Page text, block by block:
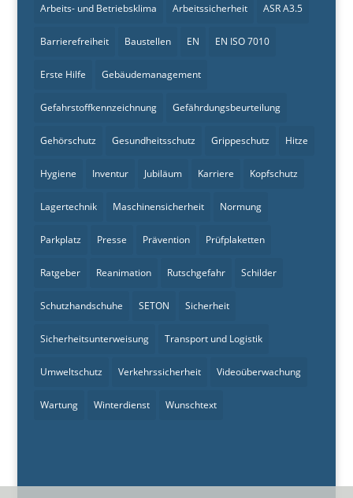
Arbeits- und Betriebsklima Arbeitssicherheit ASR A3.5
Barrierefreiheit Baustellen EN EN ISO 7010
Erste Hilfe Gebäudemanagement
Gefahrstoffkennzeichnung Gefährdungsbeurteilung
Gehörschutz Gesundheitsschutz Grippeschutz Hitze
Hygiene Inventur Jubiläum Karriere Kopfschutz
Lagertechnik Maschinensicherheit Normung
Parkplatz Presse Prävention Prüfplaketten
Ratgeber Reanimation Rutschgefahr Schilder
Schutzhandschuhe SETON Sicherheit
Sicherheitsunterweisung Transport und Logistik
Umweltschutz Verkehrssicherheit Videoüberwachung
Wartung Winterdienst Wunschtext